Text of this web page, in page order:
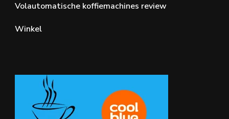
Volautomatische koffiemachines review
Winkel